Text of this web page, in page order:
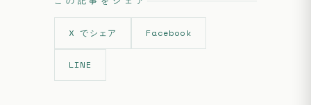
X でシェア Facebook
LINE